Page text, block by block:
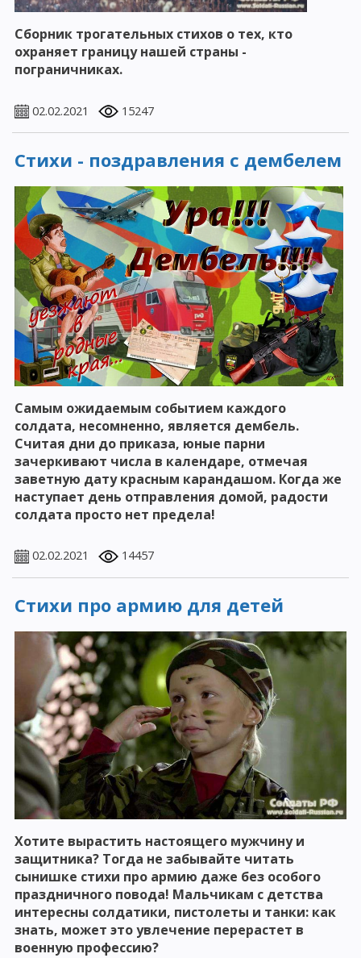
Сборник трогательных стихов о тех, кто
охраняет границу нашей страны -
пограничниках.
02.02.2021 15247
Стихи - поздравления с дембелем
Самым ожидаемым событием каждого
солдата, несомненно, является дембель.
Считая дни до приказа, юные парни
зачеркивают числа в календаре, отмечая
заветную дату красным карандашом. Когда же
наступает день отправления домой, радости
солдата просто нет предела!
02.02.2021 14457
Стихи про армию для детей
Хотите вырастить настоящего мужчину и
защитника? Тогда не забывайте читать
сынишке стихи про армию даже без особого
праздничного повода! Мальчикам с детства
интересны солдатики, пистолеты и танки: как
знать, может это увлечение перерастет в
военную профессию?